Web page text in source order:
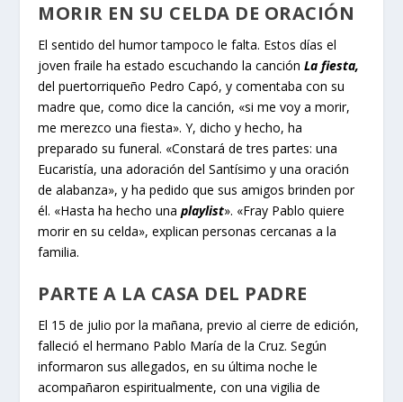
MORIR EN SU CELDA DE ORACIÓN
El sentido del humor tampoco le falta. Estos días el
joven fraile ha estado escuchando la canciónLa fiesta,
del puertorriqueño Pedro Capó, y comentaba con su
madre que, como dice la canción, «si me voy a morir,
me merezco una fiesta». Y, dicho y hecho, ha
preparado su funeral. «Constará de tres partes: una
Eucaristía, una adoración del Santísimo y una oración
de alabanza», y ha pedido que sus amigos brinden por
él. «Hasta ha hecho unaplaylist». «Fray Pablo quiere
morir en su celda», explican personas cercanas a la
familia.
PARTE A LA CASA DEL PADRE
El 15 de julio por la mañana, previo al cierre de edición,
falleció el hermano Pablo María de la Cruz. Según
informaron sus allegados, en su última noche le
acompañaron espiritualmente, con una vigilia de